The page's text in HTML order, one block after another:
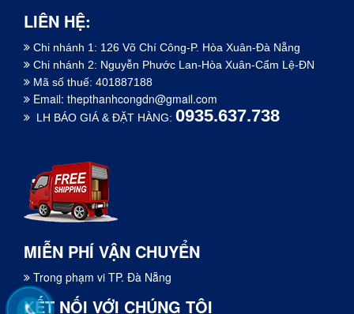
LIÊN HỆ:
Chi nhánh 1: 126 Võ Chí Công-P. Hòa Xuân-Đà Nẵng
Chi nhánh 2: Nguyễn Phước Lan-Hòa Xuân-Cẩm Lệ-ĐN
Mã số thuế: 401887188
Email: thepthanhcongdn@gmail.com
LH BÁO GIÁ & ĐẶT HÀNG: 0935.637.738
MIỄN PHÍ VẬN CHUYỂN
Trong phạm vi TP. Đà Nẵng
KẾT NỐI VỚI CHÚNG TÔI